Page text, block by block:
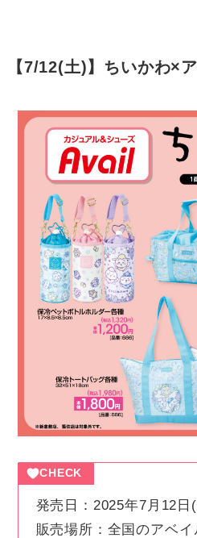
【7/12(土)】ちいかわ×
CHECK
発売日：2025年7月12日
販売場所：全国のアベイ